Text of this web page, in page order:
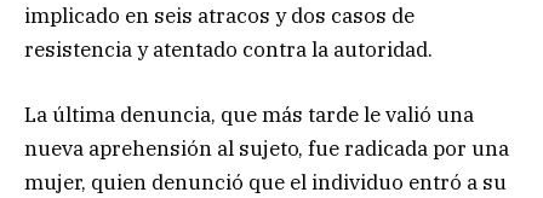
implicado en seis atracos y dos casos de
resistencia y atentado contra la autoridad.
La última denuncia, que más tarde le valió una
nueva aprehensión al sujeto, fue radicada por una
mujer, quien denunció que el individuo entró a su